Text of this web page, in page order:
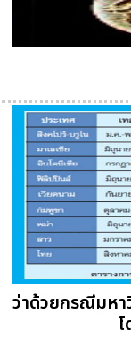
ว่าด้วยกรณีมหา